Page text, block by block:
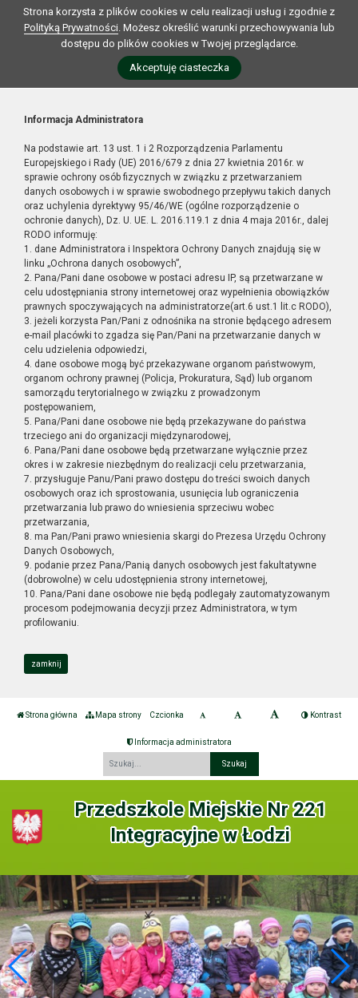
Strona korzysta z plików cookies w celu realizacji usług i zgodnie z
Polityką Prywatności. Możesz określić warunki przechowywania lub
dostępu do plików cookies w Twojej przeglądarce.
Akceptuję ciasteczka
Informacja Administratora
Na podstawie art. 13 ust. 1 i 2 Rozporządzenia Parlamentu
Europejskiego i Rady (UE) 2016/679 z dnia 27 kwietnia 2016r. w
sprawie ochrony osób fizycznych w związku z przetwarzaniem
danych osobowych i w sprawie swobodnego przepływu takich danych
oraz uchylenia dyrektywy 95/46/WE (ogólne rozporządzenie o
ochronie danych), Dz. U. UE. L. 2016.119.1 z dnia 4 maja 2016r., dalej
RODO informuję:
1. dane Administratora i Inspektora Ochrony Danych znajdują się w
linku „Ochrona danych osobowych”,
2. Pana/Pani dane osobowe w postaci adresu IP, są przetwarzane w
celu udostępniania strony internetowej oraz wypełnienia obowiązków
prawnych spoczywających na administratorze(art.6 ust.1 lit.c RODO),
3. jeżeli korzysta Pan/Pani z odnośnika na stronie będącego adresem
e-mail placówki to zgadza się Pan/Pani na przetwarzanie danych w
celu udzielenia odpowiedzi,
4. dane osobowe mogą być przekazywane organom państwowym,
organom ochrony prawnej (Policja, Prokuratura, Sąd) lub organom
samorządu terytorialnego w związku z prowadzonym
postępowaniem,
5. Pana/Pani dane osobowe nie będą przekazywane do państwa
trzeciego ani do organizacji międzynarodowej,
6. Pana/Pani dane osobowe będą przetwarzane wyłącznie przez
okres i w zakresie niezbędnym do realizacji celu przetwarzania,
7. przysługuje Panu/Pani prawo dostępu do treści swoich danych
osobowych oraz ich sprostowania, usunięcia lub ograniczenia
przetwarzania lub prawo do wniesienia sprzeciwu wobec
przetwarzania,
8. ma Pan/Pani prawo wniesienia skargi do Prezesa Urzędu Ochrony
Danych Osobowych,
9. podanie przez Pana/Panią danych osobowych jest fakultatywne
(dobrowolne) w celu udostępnienia strony internetowej,
10. Pana/Pani dane osobowe nie będą podlegały zautomatyzowanym
procesom podejmowania decyzji przez Administratora, w tym
profilowaniu.
zamknij
Strona główna Mapa strony Czcionka Kontrast
Informacja administratora
Przedszkole Miejskie Nr 221
Integracyjne w Łodzi